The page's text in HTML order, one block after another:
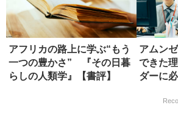
アフリカの路上に学ぶ“もう
一つの豊かさ” 『その日暮
らしの人類学』【書評】
アムン
できた
ダーに